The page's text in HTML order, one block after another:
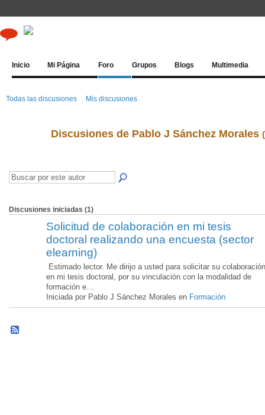
Inicio Mi Página Foro Grupos Blogs Multimedia
Todas las discusiones Mis discusiones
Discusiones de Pablo J Sánchez Morales
Discusiones iniciadas (1)
Solicitud de colaboración en mi tesis
doctoral realizando una encuesta (sector
elearning)
Estimado lector. Me dirijo a usted para solicitar su colaboración
en mi tesis doctoral, por su vinculación con la modalidad de
formación e…
Iniciada por Pablo J Sánchez Morales en Formación